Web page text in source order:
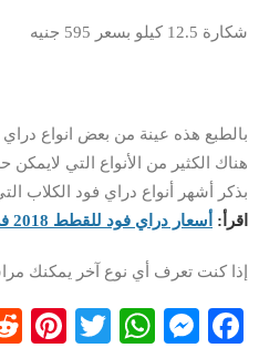
شكارة 12.5 كيلو بسعر 595 جنيه
بالطبع هذه عينة من بعض انواع
هناك الكثير من الأنواع التي
بذكر أشهر أنواع دراي فود الكلاب
اقرأ:
أسعار دراي فود للقطط 2018 في مصر
إذا كنت تعرف أي نوع آخر يمكنك
Facebook
Messenger